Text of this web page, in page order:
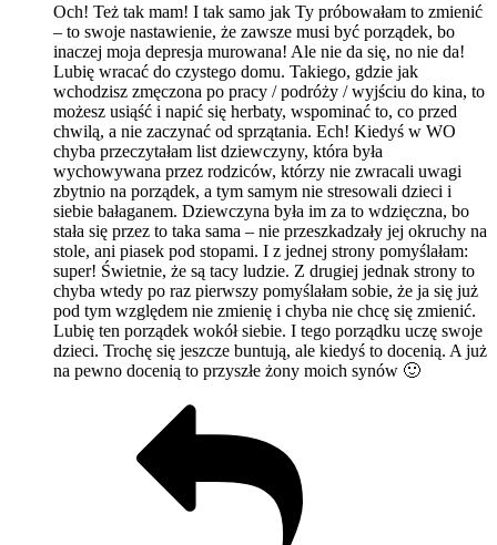
Och! Też tak mam! I tak samo jak Ty próbowałam to zmienić
– to swoje nastawienie, że zawsze musi być porządek, bo
inaczej moja depresja murowana! Ale nie da się, no nie da!
Lubię wracać do czystego domu. Takiego, gdzie jak
wchodzisz zmęczona po pracy / podróży / wyjściu do kina, to
możesz usiąść i napić się herbaty, wspominać to, co przed
chwilą, a nie zaczynać od sprzątania. Ech! Kiedyś w WO
chyba przeczytałam list dziewczyny, która była
wychowywana przez rodziców, którzy nie zwracali uwagi
zbytnio na porządek, a tym samym nie stresowali dzieci i
siebie bałaganem. Dziewczyna była im za to wdzięczna, bo
stała się przez to taka sama – nie przeszkadzały jej okruchy na
stole, ani piasek pod stopami. I z jednej strony pomyślałam:
super! Świetnie, że są tacy ludzie. Z drugiej jednak strony to
chyba wtedy po raz pierwszy pomyślałam sobie, że ja się już
pod tym względem nie zmienię i chyba nie chcę się zmienić.
Lubię ten porządek wokół siebie. I tego porządku uczę swoje
dzieci. Trochę się jeszcze buntują, ale kiedyś to docenią. A już
na pewno docenią to przyszłe żony moich synów 🙂